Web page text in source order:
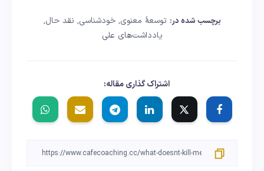
برچسب شده در: توسعهٔ معنوی,خودشناسی, نقد حال,
یادداشت‌های علی
اشتراک گذاری مقاله: